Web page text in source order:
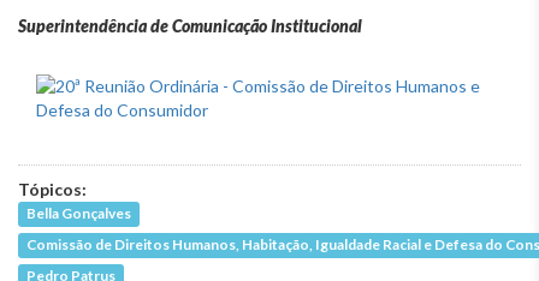
Superintendência de Comunicação Institucional
Tópicos:
Bella Gonçalves
Comissão de Direitos Humanos, Habitação, Igualdade Racial e Defesa do
Pedro Patrus